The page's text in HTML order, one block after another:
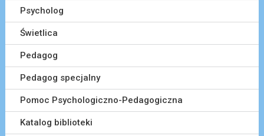
Psycholog
Świetlica
Pedagog
Pedagog specjalny
Pomoc Psychologiczno-Pedagogiczna
Katalog biblioteki